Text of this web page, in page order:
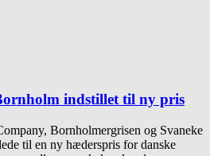
indstillet til ny pris
Bornholmergrisen og Svaneke
til en ny hæderspris for danske